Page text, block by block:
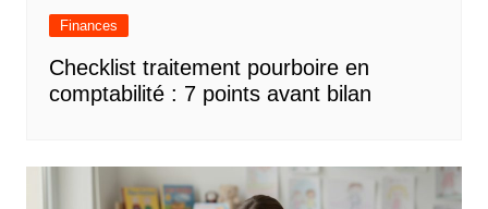
Finances
Checklist traitement pourboire en
comptabilité : 7 points avant bilan